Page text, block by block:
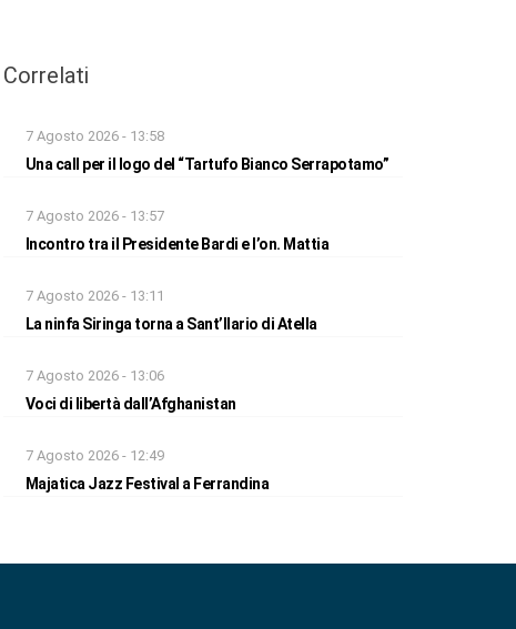
Correlati
7 Agosto 2026 - 13:58
Una call per il logo del “Tartufo Bianco Serrapotamo”
7 Agosto 2026 - 13:57
Incontro tra il Presidente Bardi e l’on. Mattia
7 Agosto 2026 - 13:11
La ninfa Siringa torna a Sant’Ilario di Atella
7 Agosto 2026 - 13:06
Voci di libertà dall’Afghanistan
7 Agosto 2026 - 12:49
Majatica Jazz Festival a Ferrandina